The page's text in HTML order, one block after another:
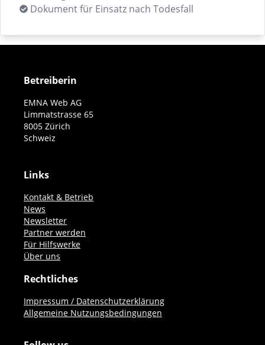
Dokument für Einsatz nach Todesfall
Betreiberin
EMNA Web AG
Limmatstrasse 65
8005 Zürich
Schweiz
Links
Kontakt & Betrieb
News
Newsletter
Partner werden
Für Hilfswerke
Über uns
Rechtliches
Impressum / Datenschutzerklärung
Allgemeine Nutzungsbedingungen